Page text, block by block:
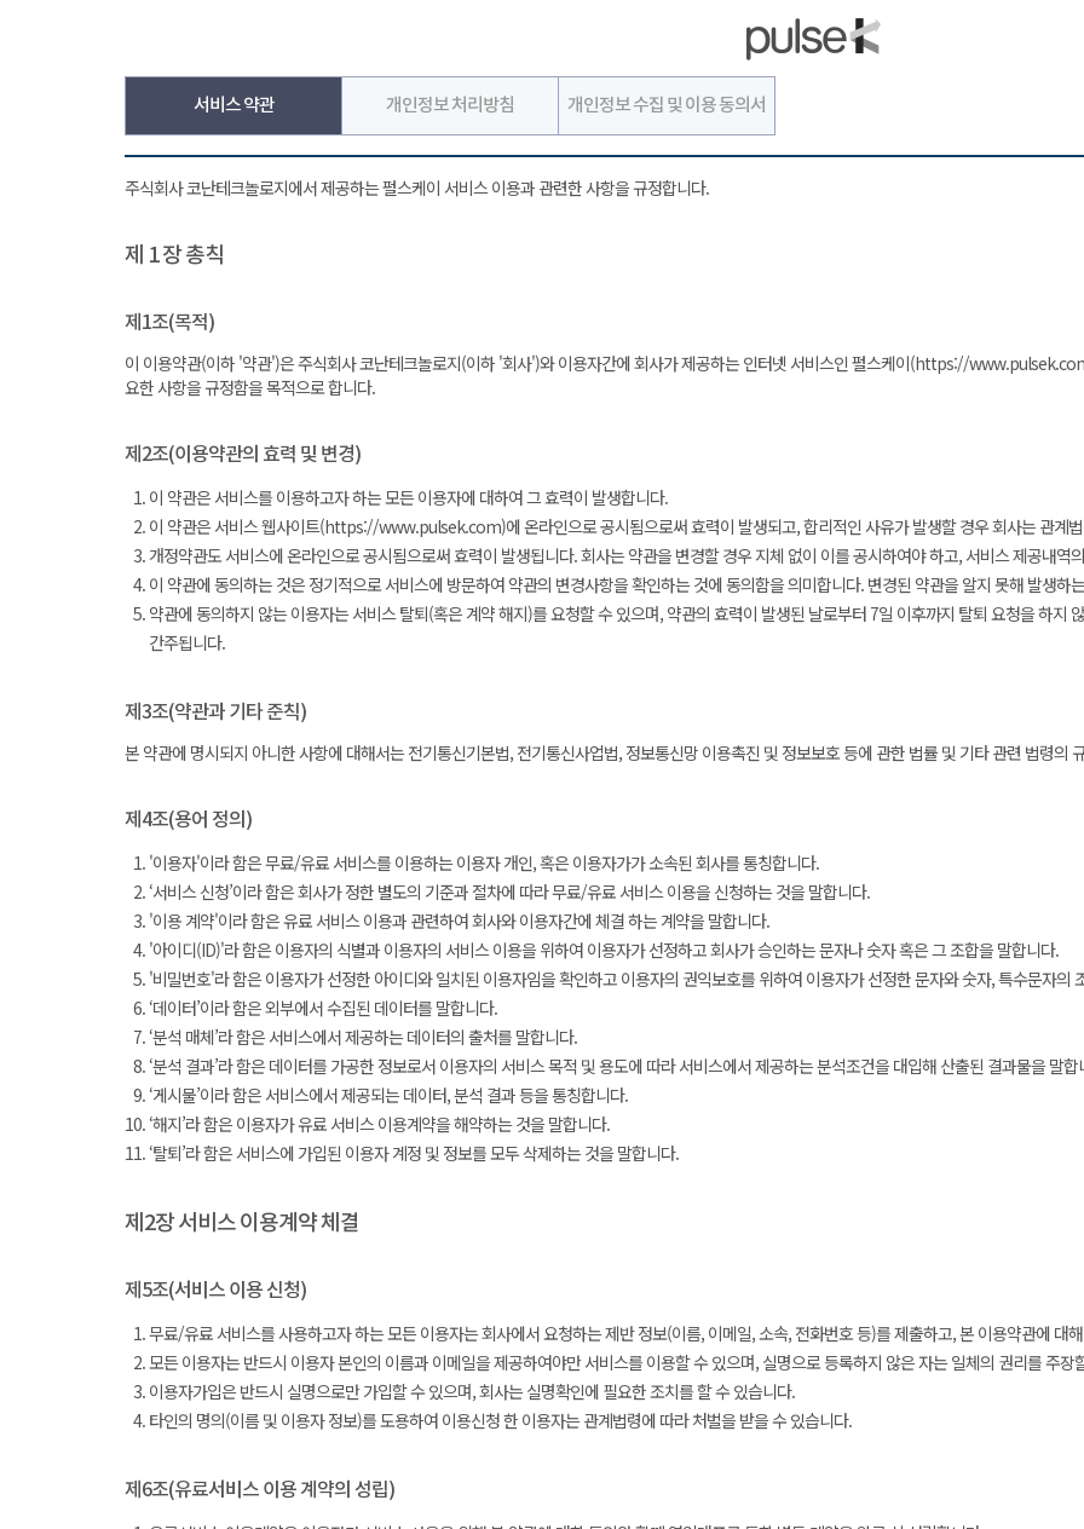
서비스 약관 개인정보 처리방침 개인정보 수집 및 이용 동의서
주식회사 코난테크놀로지에서 제공하는 펄스케이 서비스 이용과 관련한 사항을 규정합니다.
제 1 장 총칙
제1조(목적)
이 이용약관(이하 '약관')은 주식회사 코난테크놀로지(이하 '회사')와 이용자간에 회사가 제공하는 인터넷 서비스인 펄스케이(https://
요한 사항을 규정함을 목적으로 합니다.
제2조(이용약관의 효력 및 변경)
이 약관은 서비스를 이용하고자 하는 모든 이용자에 대하여 그 효력이 발생합니다.
이 약관은 서비스 웹사이트(https://www.pulsek.com)에 온라인으로 공시됨으로써 효력이 발생되고, 합리적인 사유가 발생할 경우 회사는 관계
개정약관도 서비스에 온라인으로 공시됨으로써 효력이 발생됩니다. 회사는 약관을 변경할 경우 지체 없이 이를 공시하여야 하고, 서비스 제공내역
이 약관에 동의하는 것은 정기적으로 서비스에 방문하여 약관의 변경사항을 확인하는 것에 동의함을 의미합니다. 변경된 약관을 알지 못해 발생하
약관에 동의하지 않는 이용자는 서비스 탈퇴(혹은 계약 해지)를 요청할 수 있으며, 약관의 효력이 발생된 날로부터 7일 이후까지 탈퇴 요청을 하지
간주됩니다.
제3조(약관과 기타 준칙)
본 약관에 명시되지 아니한 사항에 대해서는 전기통신기본법, 전기통신사업법, 정보통신망 이용촉진 및 정보보호 등에 관한 법률 및 기타 관련 법령의
제4조(용어 정의)
'이용자'이라 함은 무료/유료 서비스를 이용하는 이용자 개인, 혹은 이용자가가 소속된 회사를 통칭합니다.
‘서비스 신청’이라 함은 회사가 정한 별도의 기준과 절차에 따라 무료/유료 서비스 이용을 신청하는 것을 말합니다.
'이용 계약'이라 함은 유료 서비스 이용과 관련하여 회사와 이용자간에 체결 하는 계약을 말합니다.
'아이디(ID)'라 함은 이용자의 식별과 이용자의 서비스 이용을 위하여 이용자가 선정하고 회사가 승인하는 문자나 숫자 혹은 그 조합을 말합니다.
'비밀번호'라 함은 이용자가 선정한 아이디와 일치된 이용자임을 확인하고 이용자의 권익보호를 위하여 이용자가 선정한 문자와 숫자, 특수문자의
‘데이터’이라 함은 외부에서 수집된 데이터를 말합니다.
‘분석 매체’라 함은 서비스에서 제공하는 데이터의 출처를 말합니다.
‘분석 결과’라 함은 데이터를 가공한 정보로서 이용자의 서비스 목적 및 용도에 따라 서비스에서 제공하는 분석조건을 대입해 산출된 결과물을 말합
‘게시물’이라 함은 서비스에서 제공되는 데이터, 분석 결과 등을 통칭합니다.
‘해지’라 함은 이용자가 유료 서비스 이용계약을 해약하는 것을 말합니다.
‘탈퇴’라 함은 서비스에 가입된 이용자 계정 및 정보를 모두 삭제하는 것을 말합니다.
제2장 서비스 이용계약 체결
제5조(서비스 이용 신청)
무료/유료 서비스를 사용하고자 하는 모든 이용자는 회사에서 요청하는 제반 정보(이름, 이메일, 소속, 전화번호 등)를 제출하고, 본 이용약관에 대
모든 이용자는 반드시 이용자 본인의 이름과 이메일을 제공하여야만 서비스를 이용할 수 있으며, 실명으로 등록하지 않은 자는 일체의 권리를 주장
이용자가입은 반드시 실명으로만 가입할 수 있으며, 회사는 실명확인에 필요한 조치를 할 수 있습니다.
타인의 명의(이름 및 이용자 정보)를 도용하여 이용신청 한 이용자는 관계법령에 따라 처벌을 받을 수 있습니다.
제6조(유료서비스 이용 계약의 성립)